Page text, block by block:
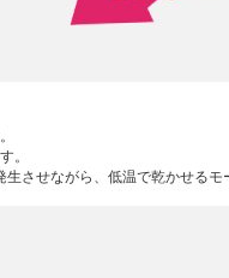
。
させながら、低温で乾かせるモ